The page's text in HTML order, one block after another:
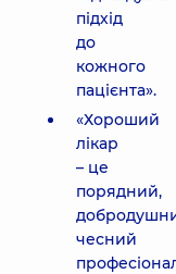
підхід
до
кожного
пацієнта».
«Хороший
лікар
– це
порядний,
чесний